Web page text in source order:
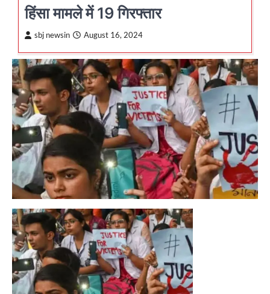
हिंसा मामले में 19 गिरफ्तार
sbj newsin August 16, 2024